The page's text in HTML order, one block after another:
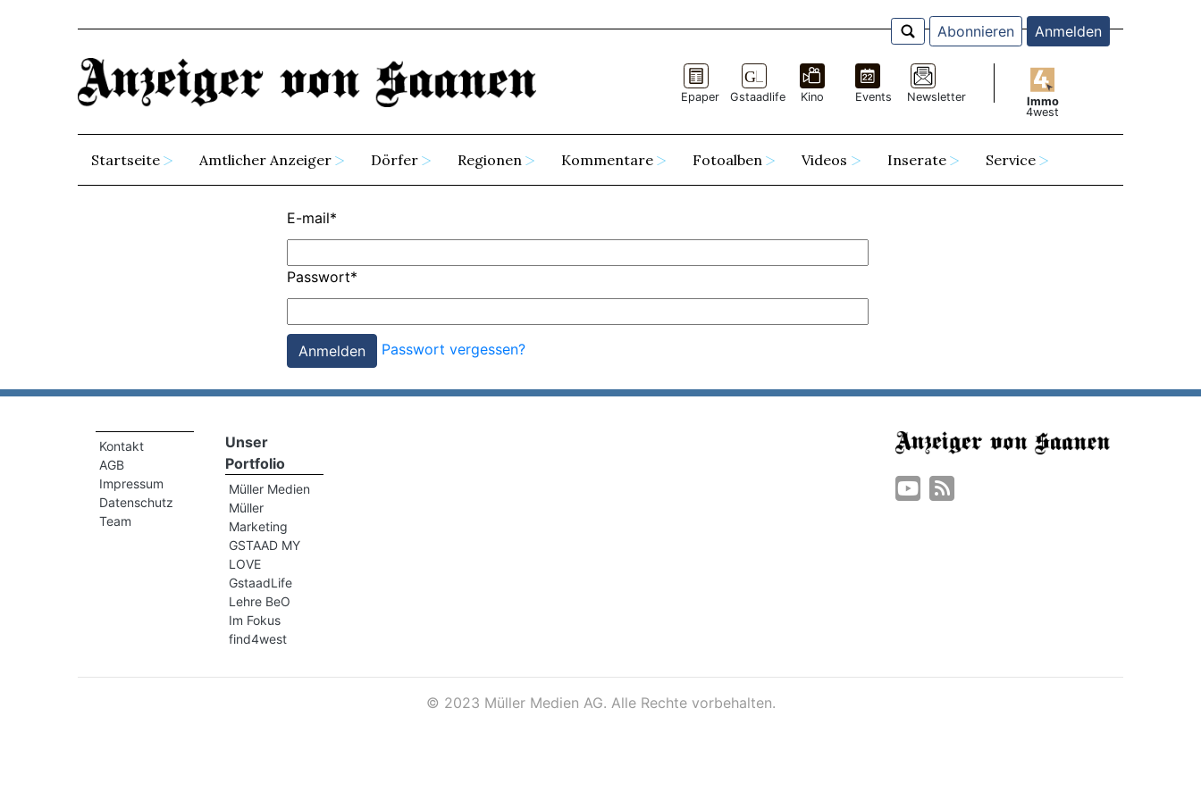
Abonnieren Anmelden
Epaper Gstaadlife Kino Events Newsletter
Immo
4west
Startseite Amtlicher Anzeiger Dörfer Regionen Kommentare Fotoalben Videos Inserate Service
E-mail*
Passwort*
Passwort vergessen?
Kontakt
AGB
Impressum
Datenschutz
Team
Unser
Portfolio
Müller Medien
Müller
Marketing
GSTAAD MY
LOVE
GstaadLife
Lehre BeO
Im Fokus
find4west
© 2023 Müller Medien AG. Alle Rechte vorbehalten.